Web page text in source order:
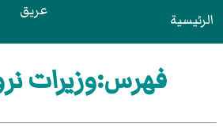
الرئيسية عريق
فهرس:وزيرات